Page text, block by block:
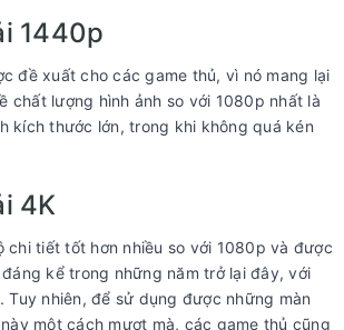
1440p
đề xuất cho các game thủ, vì nó mang lại
chất lượng hình ảnh so với 1080p nhất là
kích thước lớn, trong khi không quá kén
4K
chi tiết tốt hơn nhiều so với 1080p và được
kể trong những năm trở lại đây, với
Tuy nhiên, để sử dụng được những màn
một cách mượt mà, các game thủ cũng